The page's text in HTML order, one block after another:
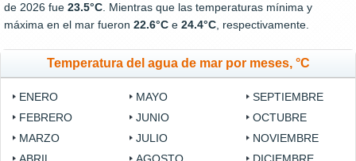
de 2026 fue 23.5°C. Mientras que las temperaturas mínima y
máxima en el mar fueron 22.6°C e 24.4°C, respectivamente.
Temperatura del agua de mar por meses, °C
ENERO
FEBRERO
MARZO
MAYO
JUNIO
JULIO
SEPTIEMBRE
OCTUBRE
NOVIEMBRE